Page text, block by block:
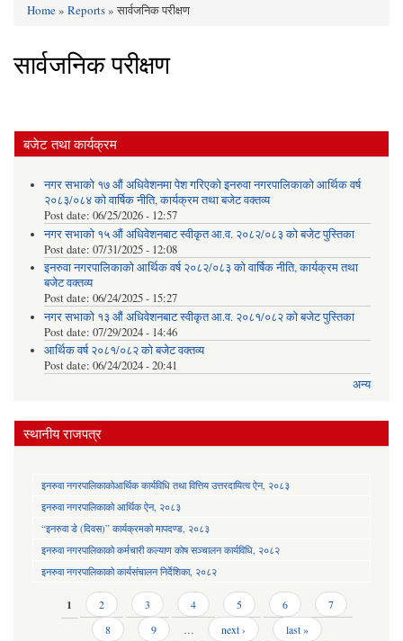
You are here
Home» Reports» सार्वजनिक परीक्षण
सार्वजनिक परीक्षण
बजेट तथा कार्यक्रम
नगर सभाको १७ औं अधिवेशनमा पेश गरिएको इनरुवा नगरपालिकाको आर्थिक वर्ष
२०८३/०८४ को वार्षिक नीति, कार्यक्रम तथा बजेट वक्तव्य
Post date: 06/25/2026 - 12:57
नगर सभाको १५ औं अधिवेशनबाट स्वीकृत आ.व. २०८२/०८३ को बजेट पुस्तिका
Post date: 07/31/2025 - 12:08
इनरुवा नगरपालिकाको आर्थिक वर्ष २०८२/०८३ को वार्षिक नीति, कार्यक्रम तथा
बजेट वक्तव्य
Post date: 06/24/2025 - 15:27
नगर सभाको १३ औं अधिवेशनबाट स्वीकृत आ.व. २०८१/०८२ को बजेट पुस्तिका
Post date: 07/29/2024 - 14:46
आर्थिक वर्ष २०८१/०८२ को बजेट वक्तव्य
Post date: 06/24/2024 - 20:41
अन्य
स्थानीय राजपत्र
इनरुवा नगरपालिकाकोआर्थिक कार्यविधि तथा वित्तिय उत्तरदायित्व ऐन, २०८३
इनरुवा नगरपालिकाको आर्थिक ऐन, २०८३
“इनरुवा डे (दिवस)” कार्यक्रमको मापदण्ड, २०८३
इनरुवा नगरपालिकाको कर्मचारी कल्याण कोष सञ्चालन कार्यविधि, २०८२
इनरुवा नगरपालिकाको कार्यसंचालन निर्देशिका, २०८२
Pages1 2 3 4 5 6
7
8
9 … next › last »